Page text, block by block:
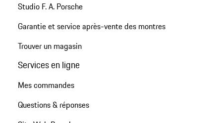
Studio F. A. Porsche
Garantie et service après-vente des montres
Trouver un magasin
Services en ligne
Mes commandes
Questions & réponses